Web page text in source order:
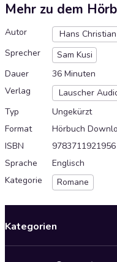
Mehr zu dem
Autor
Hans
Sprecher
Sam Kusi
Dauer
36 Minuten
Verlag
Lauscher
Typ
Ungekürzt
Format
Hörbuch
ISBN
9783711921956
Sprache
Englisch
Kategorie
Romane
Kategorien